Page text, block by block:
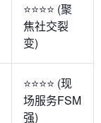
⭐⭐⭐⭐ (聚
焦社交裂
变)
⭐⭐⭐⭐ (现
场服务FSM
强)